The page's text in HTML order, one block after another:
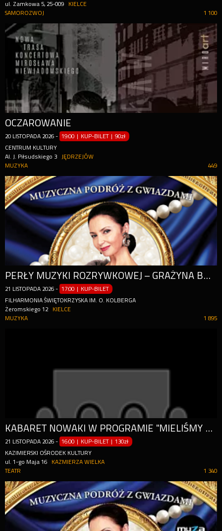
ul. Zamkowa 5, 25-009
KIELCE
1 100
SAMOROZWOJ
OCZAROWANIE
20 LISTOPADA 2026 - 19:00 | KUP-BILET |90zł
CENTRUM KULTURY
Al. J. Piłsudskiego 3
JĘDRZEJÓW
449
MUZYKA
PERŁY MUZYKI ROZRYWKOWEJ – GRAŻYNA BRODZIŃSKA I JEJ GOŚCIE
21 LISTOPADA 2026 - 17:00 | KUP-BILET
FILHARMONIA ŚWIĘTOKRZYSKA IM. O. KOLBERGA
Żeromskiego 12
KIELCE
1 895
MUZYKA
KABARET NOWAKI W PROGRAMIE "MIELIŚMY DO TEGO NIE WRACAĆ!"
21 LISTOPADA 2026 - 16:00 | KUP-BILET |130zł
KAZIMIERSKI OŚRODEK KULTURY
ul. 1-go Maja 16
KAZMIERZA WIELKA
1 340
TEATR